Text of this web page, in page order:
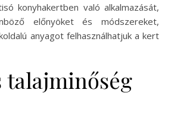
konyhakertben való alkalmazását,
előnyöket és módszereket,
anyagot felhasználhatjuk a kert
talajminőség